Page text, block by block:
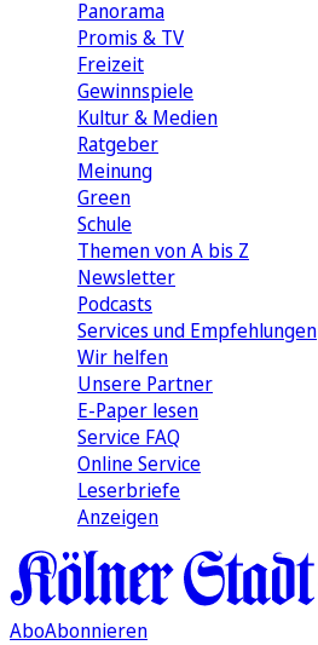
Panorama
Promis & TV
Freizeit
Gewinnspiele
Kultur & Medien
Ratgeber
Meinung
Green
Schule
Themen von A bis Z
Newsletter
Podcasts
Services und Empfehlungen
Wir helfen
Unsere Partner
E-Paper lesen
Service FAQ
Online Service
Leserbriefe
Anzeigen
AboAbonnieren